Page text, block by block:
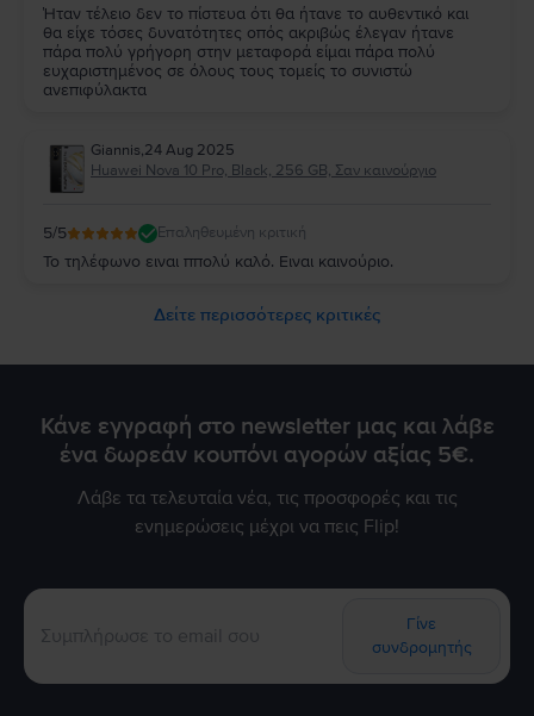
Ήταν τέλειο δεν το πίστευα ότι θα ήτανε το αυθεντικό και
θα είχε τόσες δυνατότητες οπός ακριβώς έλεγαν ήτανε
πάρα πολύ γρήγορη στην μεταφορά είμαι πάρα πολύ
ευχαριστημένος σε όλους τους τομείς το συνιστώ
ανεπιφύλακτα
Giannis,24 Aug 2025
Huawei Nova 10 Pro, Black, 256 GB, Σαν καινούργιο
5/5 Επαληθευμένη κριτική
Το τηλέφωνο ειναι ππολύ καλό. Ειναι καινούριο.
Δείτε περισσότερες κριτικές
Κάνε εγγραφή στο newsletter μας και λάβε
ένα δωρεάν κουπόνι αγορών αξίας 5€.
Λάβε τα τελευταία νέα, τις προσφορές και τις
ενημερώσεις μέχρι να πεις Flip!
Γίνε
συνδρομητής